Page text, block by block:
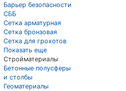
Барьер безопасности
СББ
Сетка арматурная
Сетка бронзовая
Сетка для грохотов
Показать еще
Стройматериалы
Бетонные полусферы
и столбы
Геоматериалы